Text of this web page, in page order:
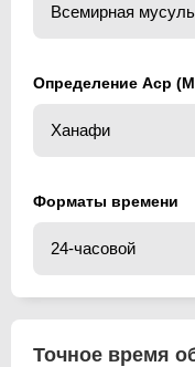
Определение Аср
Форматы времени
Точное время